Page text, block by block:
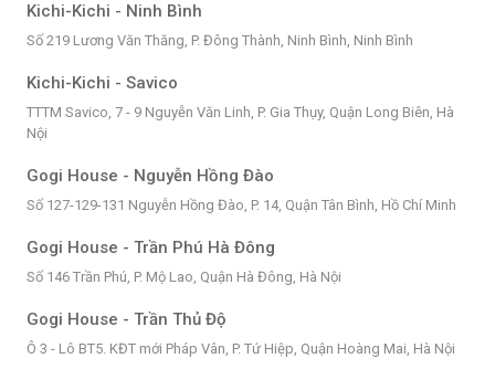
Kichi-Kichi - Ninh Bình
Số 219 Lương Văn Thăng, P. Đông Thành, Ninh Bình, Ninh Bình
Kichi-Kichi - Savico
TTTM Savico, 7 - 9 Nguyễn Văn Linh, P. Gia Thụy, Quận Long Biên, Hà
Nội
Gogi House - Nguyễn Hồng Đào
Số 127-129-131 Nguyễn Hồng Đào, P. 14, Quận Tân Bình, Hồ Chí Minh
Gogi House - Trần Phú Hà Đông
Số 146 Trần Phú, P. Mộ Lao, Quận Hà Đông, Hà Nội
Gogi House - Trần Thủ Độ
Ô 3 - Lô BT5. KĐT mới Pháp Vân, P. Tứ Hiệp, Quận Hoàng Mai, Hà Nội